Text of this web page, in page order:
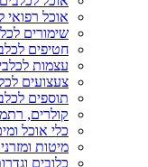
אוכל רפואי
שימורים
חטיפים
עצמות
צעצועים
תוספים
קולרים,
כלי אוכל
מיטות
כלובים